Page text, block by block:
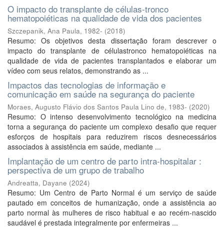
O impacto do transplante de células-tronco
hematopoiéticas na qualidade de vida dos pacientes
Szczepanik, Ana Paula, 1982- (2018)
Resumo: Os objetivos desta dissertação foram descrever o
impacto do transplante de célulastronco hematopoiéticas na
qualidade de vida de pacientes transplantados e elaborar um
vídeo com seus relatos, demonstrando as ...
Impactos das tecnologias de informação e
comunicação em saúde na segurança do paciente
Moraes, Augusto Flávio dos Santos Paula Lino de, 1983- (2020)
Resumo: O intenso desenvolvimento tecnológico na medicina
torna a segurança do paciente um complexo desafio que requer
esforços de hospitais para reduzirem riscos desnecessários
associados à assistência em saúde, mediante ...
Implantação de um centro de parto intra-hospitalar :
perspectiva de um grupo de trabalho
Andreatta, Dayane (2024)
Resumo: Um Centro de Parto Normal é um serviço de saúde
pautado em conceitos de humanização, onde a assistência ao
parto normal às mulheres de risco habitual e ao recém-nascido
saudável é prestada integralmente por enfermeiras ...